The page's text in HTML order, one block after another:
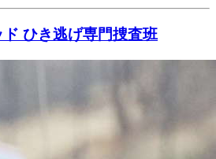
ひき逃げ専門捜査班